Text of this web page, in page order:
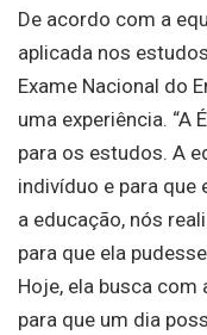
De acordo com a
aplicada nos
Exame Nacional do
uma experiência. “A
para os estudos. A
indivíduo e para que
a educação, nós
para que ela
Hoje, ela busca
para que um dia